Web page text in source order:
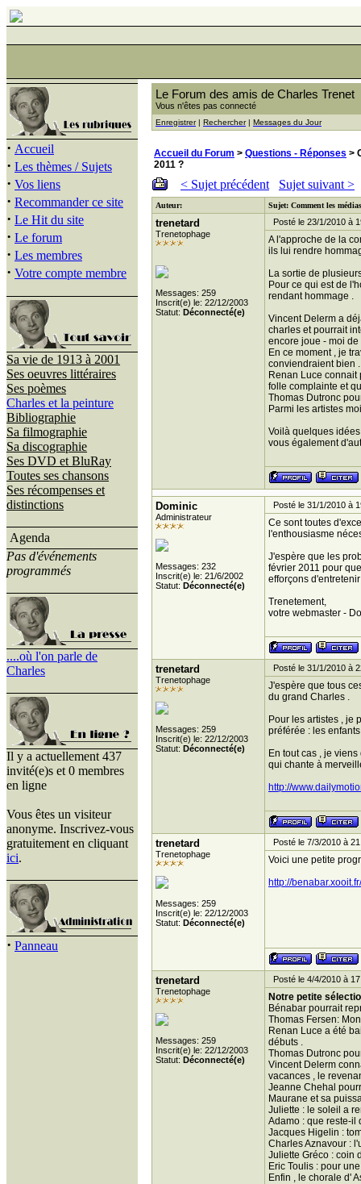
· Accueil
· Les thèmes / Sujets
· Vos liens
· Recommander ce site
· Le Hit du site
· Le forum
· Les membres
· Votre compte membre
Sa vie de 1913 à 2001
Ses oeuvres littéraires
Ses poèmes
Charles et la peinture
Bibliographie
Sa filmographie
Sa discographie
Ses DVD et BluRay
Toutes ses chansons
Ses récompenses et
distinctions
Agenda
Pas d'événements
programmés
....où l'on parle de
Charles
Il y a actuellement 437
invité(e)s et 0 membres
en ligne
Vous êtes un visiteur
anonyme. Inscrivez-vous
gratuitement en cliquant
ici.
· Panneau
Le Forum des amis de Charles Trenet
Vous n'êtes pas connecté
Enregistrer| Rechercher| Messages du Jour
Accueil du Forum > Questions - Réponses >
2011 ?
< Sujet précédent Sujet suivant >
Auteur: Sujet: Comment les
trenetard
Trenetophage
Messages: 259
Inscrit(e) le: 22/12/2003
Statut: Déconnecté(e)
Posté le 23/1/2010 à
A l'approche de la
ils lui rendre
La sortie de
Pour ce qui est de
rendant hommage .
Vincent Delerm a
charles et pourrait
encore joue - moi
En ce moment , je
conviendraient bien .
Renan Luce connait
folle complainte et
Thomas Dutronc
Parmi les artistes
Voilà quelques
vous également
Dominic
Administrateur
Messages: 232
Inscrit(e) le: 21/6/2002
Statut: Déconnecté(e)
Posté le 31/1/2010 à
Ce sont toutes
l'enthousiasme
J'espère que les
février 2011 pour
efforçons
Trenetement,
votre webmaster -
trenetard
Trenetophage
Messages: 259
Inscrit(e) le: 22/12/2003
Statut: Déconnecté(e)
Posté le 31/1/2010 à
J'espère que tous
du grand Charles .
Pour les artistes , je
préférée : les
En tout cas , je
qui chante à
http://
trenetard
Trenetophage
Messages: 259
Inscrit(e) le: 22/12/2003
Statut: Déconnecté(e)
Posté le 7/3/2010 à
Voici une petite
http://
trenetard
Trenetophage
Messages: 259
Inscrit(e) le: 22/12/2003
Statut: Déconnecté(e)
Posté le 4/4/2010 à
Notre petite
Bénabar pourrait
Thomas Fersen:
Renan Luce a été
débuts .
Thomas Dutronc
Vincent Delerm
vacances , le
Jeanne Chehal
Maurane et sa
Juliette : le soleil a
Adamo : que reste-il
Jacques Higelin :
Charles Aznavour :
Juliette Gréco : coin
Eric Toulis : pour
Enfin , le chorale d'